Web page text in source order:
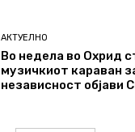
АКТУЕЛНО
Во недела во Охрид
музичкиот караван
независност објави